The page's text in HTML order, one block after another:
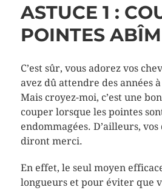
ASTUCE 1 :
POINTES
C’est sûr, vous adorez vos
avez dû attendre des années
Mais croyez-moi, c’est une
couper lorsque les pointes
endommagées. D’ailleurs,
diront merci.
En effet, le seul moyen
longueurs et pour éviter que